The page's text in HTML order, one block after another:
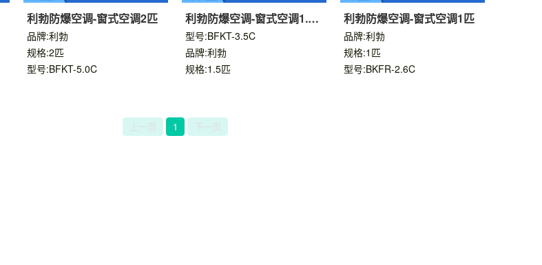
利勃防爆空调-窗式空调2匹
品牌:利勃
规格:2匹
型号:BFKT-5.0C
利勃防爆空调-窗式空调1.5
匹
型号:BFKT-3.5C
品牌:利勃
规格:1.5匹
利勃防爆空调-窗式空调1匹
品牌:利勃
规格:1匹
型号:BKFR-2.6C
上一页 1 下一页